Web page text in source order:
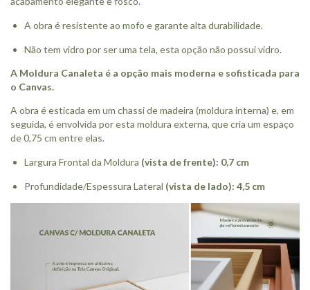
A obra é resistente ao mofo e garante alta durabilidade.
Não tem vidro por ser uma tela, esta opção não possui vidro.
A Moldura Canaleta é a opção mais moderna e sofisticada para
o Canvas.
A obra é esticada em um chassi de madeira (moldura interna) e, em
seguida, é envolvida por esta moldura externa, que cria um espaço
de 0,75 cm entre elas.
Largura Frontal da Moldura (vista de frente): 0,7 cm
Profundidade/Espessura Lateral (vista de lado): 4,5 cm